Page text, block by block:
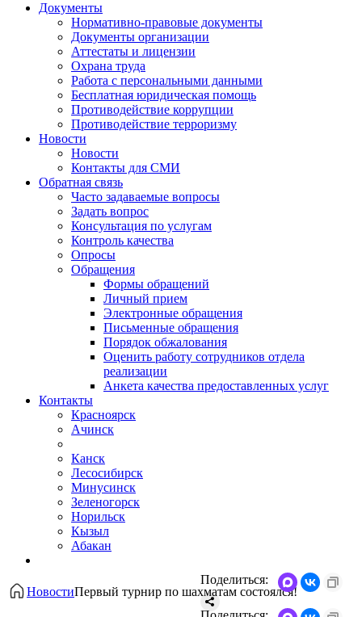
Документы
Нормативно-правовые документы
Документы организации
Аттестаты и лицензии
Охрана труда
Работа с персональными данными
Бесплатная юридическая помощь
Противодействие коррупции
Противодействие терроризму
Новости
Новости
Контакты для СМИ
Обратная связь
Часто задаваемые вопросы
Задать вопрос
Консультация по услугам
Контроль качества
Опросы
Обращения
Формы обращений
Личный прием
Электронные обращения
Письменные обращения
Порядок обжалования
Оценить работу сотрудников отдела
реализации
Анкета качества предоставленных услуг
Контакты
Красноярск
Ачинск
Канск
Лесосибирск
Минусинск
Зеленогорск
Норильск
Кызыл
Абакан
НовостиПервый турнир по шахматам состоялся!
Поделиться: